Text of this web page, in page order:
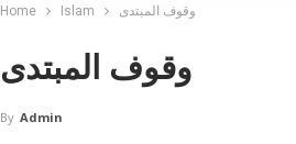
Home Islam وقوف المبتدی
وقوف المبتدی
By Admin